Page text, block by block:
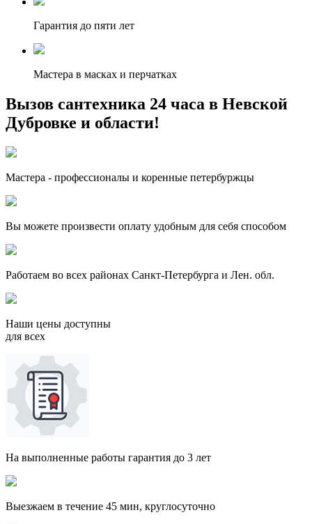
Гарантия до пяти лет
Мастера в масках и перчатках
Вызов сантехника 24 часа в Невской
Дубровке и области!
Мастера - профессионалы и коренные петербуржцы
Вы можете произвести оплату удобным для себя способом
Работаем во всех районах Санкт-Петербурга и Лен. обл.
Наши цены доступны
для всех
На выполненные работы гарантия до 3 лет
Выезжаем в течение 45 мин, круглосуточно